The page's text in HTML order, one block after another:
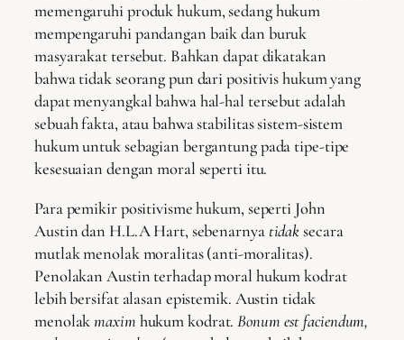
memengaruhi produk hukum, sedang hukum
mempengaruhi pandangan baik dan buruk
masyarakat tersebut. Bahkan dapat dikatakan
bahwa tidak seorang pun dari positivis hukum yang
dapat menyangkal bahwa hal-hal tersebut adalah
sebuah fakta, atau bahwa stabilitas sistem-sistem
hukum untuk sebagian bergantung pada tipe-tipe
kesesuaian dengan moral seperti itu.
Para pemikir positivisme hukum, seperti John
Austin dan H.L.A Hart, sebenarnya tidaksecara
mutlak menolak moralitas (anti-moralitas).
Penolakan Austin terhadap moral hukum kodrat
lebih bersifat alasan epistemik. Austin tidak
menolakmaxim hukum kodrat.Bonum est faciendum,